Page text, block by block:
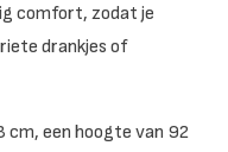
comfort, zodat je
drankjes of
cm, een hoogte van 92